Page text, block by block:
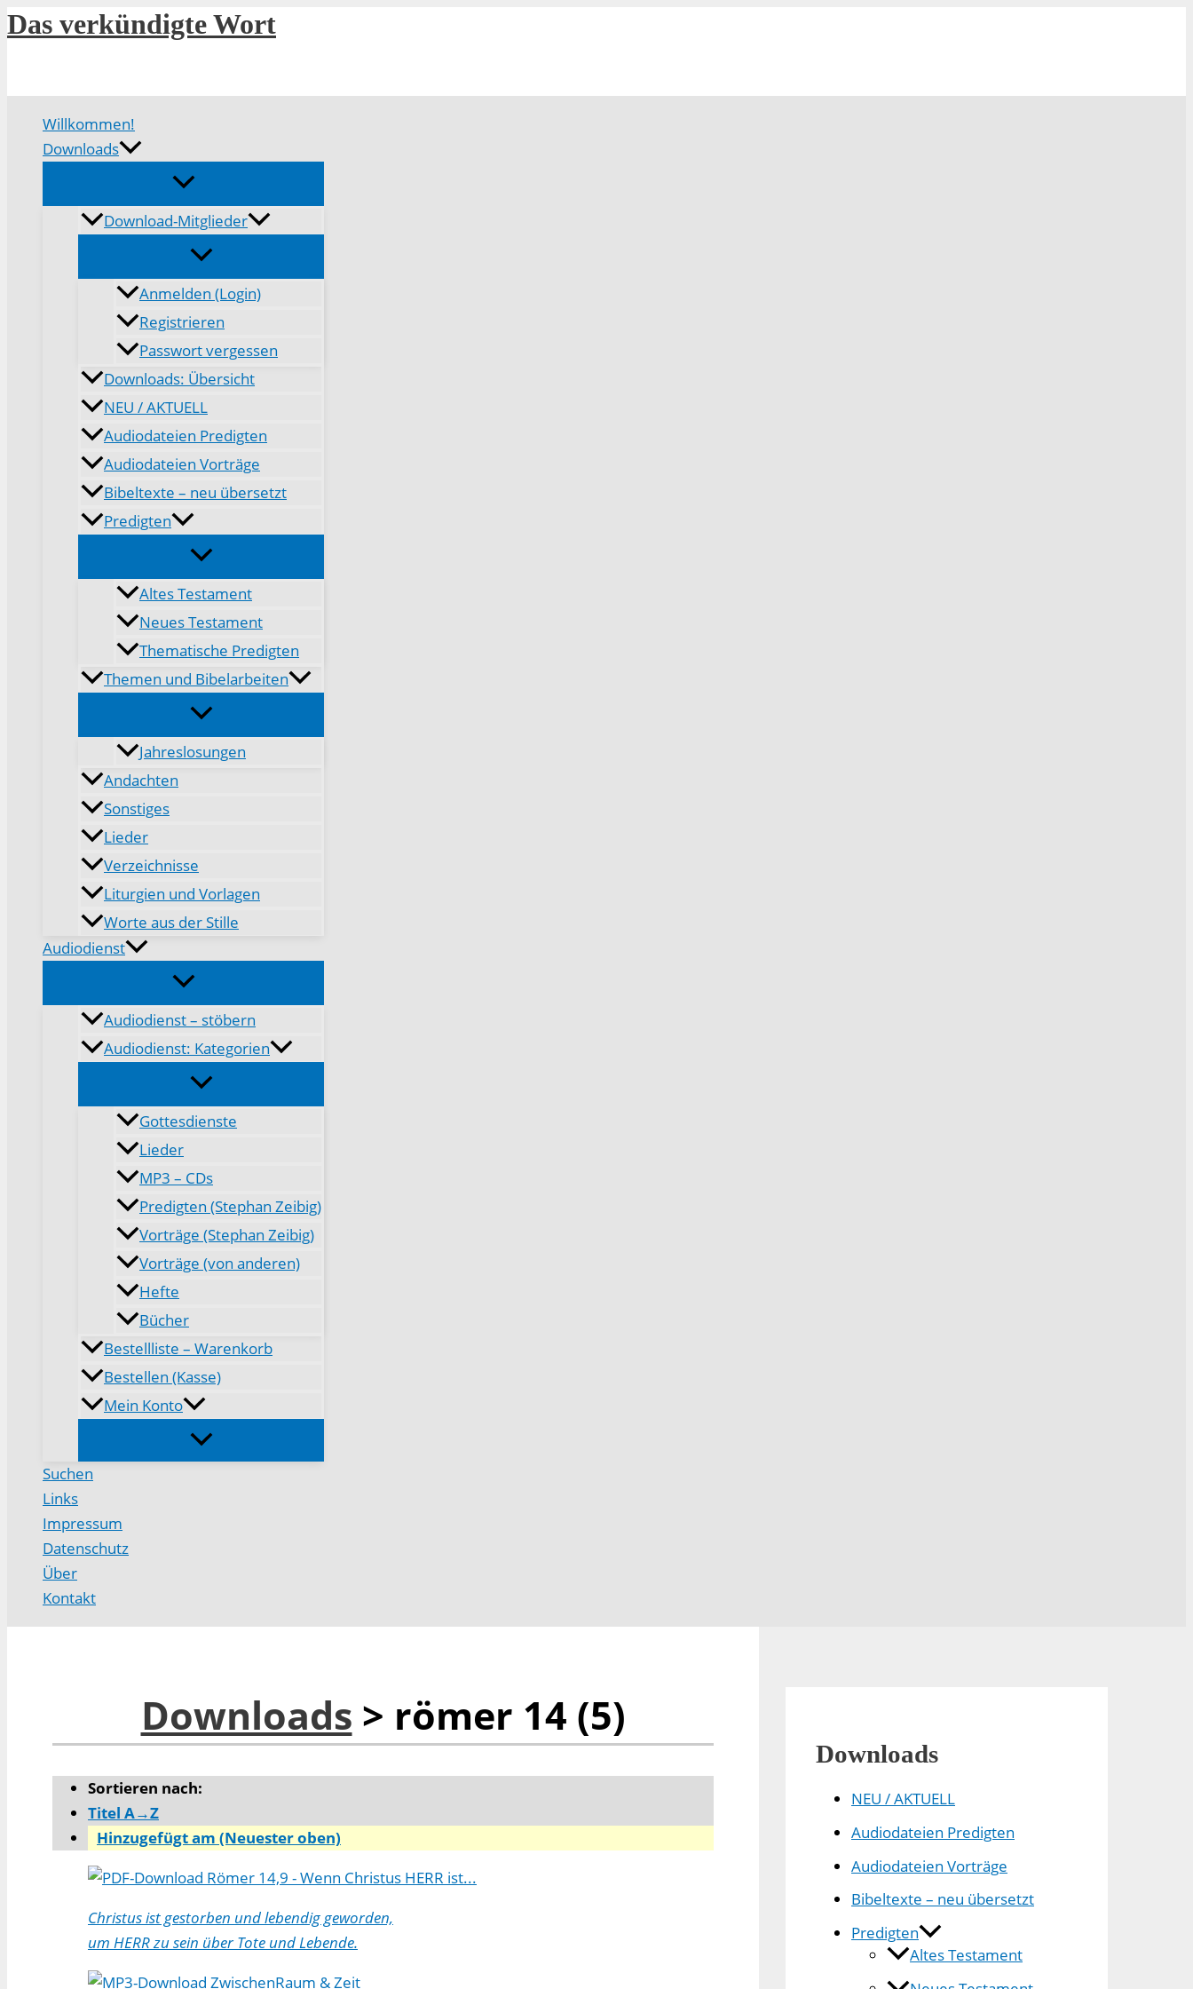
Zum
Inhalt
Das verkündigte Wort
Willkommen!
Downloads
Download-Mitglieder
Anmelden (Login)
Registrieren
Passwort vergessen
Downloads: Übersicht
NEU / AKTUELL
Audiodateien Predigten
Audiodateien Vorträge
Bibeltexte – neu übersetzt
Predigten
Altes Testament
Neues Testament
Thematische Predigten
Themen und Bibelarbeiten
Jahreslosungen
Andachten
Sonstiges
Lieder
Verzeichnisse
Liturgien und Vorlagen
Worte aus der Stille
Audiodienst
Audiodienst – stöbern
Audiodienst: Kategorien
Gottesdienste
Lieder
MP3 – CDs
Predigten (Stephan Zeibig)
Vorträge (Stephan Zeibig)
Vorträge (von anderen)
Hefte
Bücher
Bestellliste – Warenkorb
Bestellen (Kasse)
Mein Konto
Suchen
Links
Impressum
Datenschutz
Über
Kontakt
Downloads > römer 14 (5)
Sortieren nach:
Titel A→Z
Hinzugefügt am (Neuester oben)
Römer 14,9 - Wenn Christus HERR ist...
Christus ist gestorben und lebendig geworden,
um HERR zu sein über Tote und Lebende.
ZwischenRaum & Zeit
Downloads
NEU / AKTUELL
Audiodateien Predigten
Audiodateien Vorträge
Bibeltexte – neu übersetzt
Predigten
Altes Testament